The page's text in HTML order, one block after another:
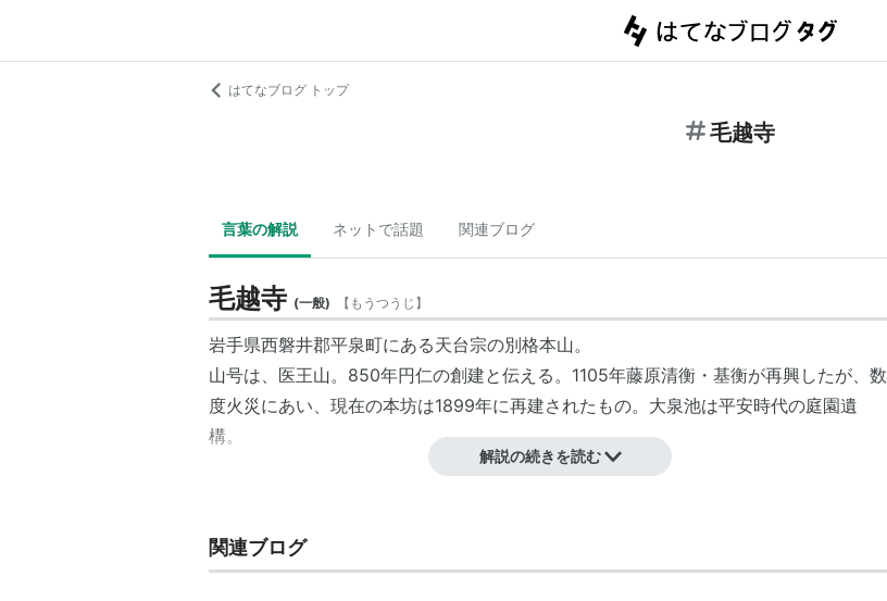
はてなブログ トップ
毛越寺
言葉の解説 ネットで話題 関連ブログ
毛越寺 (一般) 【 もうつうじ 】
岩手県西磐井郡平泉町にある天台宗の別格本山。
山号は、医王山。850年円仁の創建と伝える。1105年藤原清衡・基衡が再興したが、数
度火災にあい、現在の本坊は1899年に再建されたもの。大泉池は平安時代の庭園遺
構。
解説の続きを読む
関連ブログ